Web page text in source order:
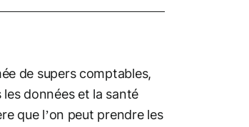
de supers comptables,
les données et la santé
que l’on peut prendre les